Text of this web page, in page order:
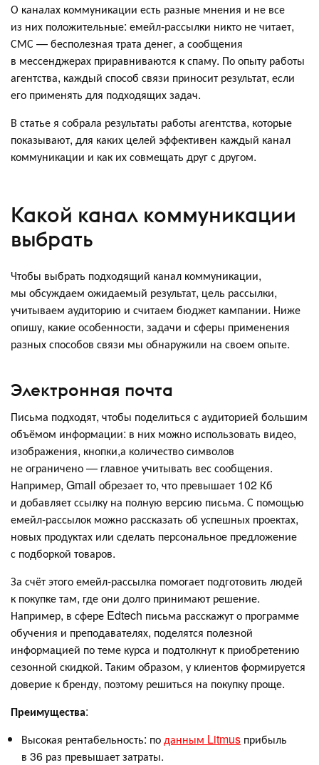
О каналах коммуникации есть разные мнения и не все
из них положительные: емейл-рассылки никто не читает,
СМС — бесполезная трата денег, а сообщения
в мессенджерах приравниваются к спаму. По опыту работы
агентства, каждый способ связи приносит результат, если
его применять для подходящих задач.
В статье я собрала результаты работы агентства, которые
показывают, для каких целей эффективен каждый канал
коммуникации и как их совмещать друг с другом.
Какой канал коммуникации
выбрать
Чтобы выбрать подходящий канал коммуникации,
мы обсуждаем ожидаемый результат, цель рассылки,
учитываем аудиторию и считаем бюджет кампании. Ниже
опишу, какие особенности, задачи и сферы применения
разных способов связи мы обнаружили на своем опыте.
Электронная почта
Письма подходят, чтобы поделиться с аудиторией большим
объёмом информации: в них можно использовать видео,
изображения, кнопки,а количество символов
не ограничено — главное учитывать вес сообщения.
Например, Gmail обрезает то, что превышает 102 Кб
и добавляет ссылку на полную версию письма. С помощью
емейл-рассылок можно рассказать об успешных проектах,
новых продуктах или сделать персональное предложение
с подборкой товаров.
За счёт этого емейл-рассылка помогает подготовить людей
к покупке там, где они долго принимают решение.
Например, в сфере Edtech письма расскажут о программе
обучения и преподавателях, поделятся полезной
информацией по теме курса и подтолкнут к приобретению
сезонной скидкой. Таким образом, у клиентов формируется
доверие к бренду, поэтому решиться на покупку проще.
Преимущества:
Высокая рентабельность: поданным Litmus прибыль
в 36 раз превышает затраты.